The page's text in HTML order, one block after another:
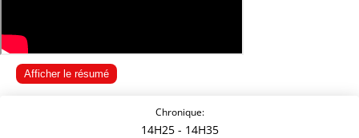
Afficher le résumé
Chronique:
14H25 - 14H35